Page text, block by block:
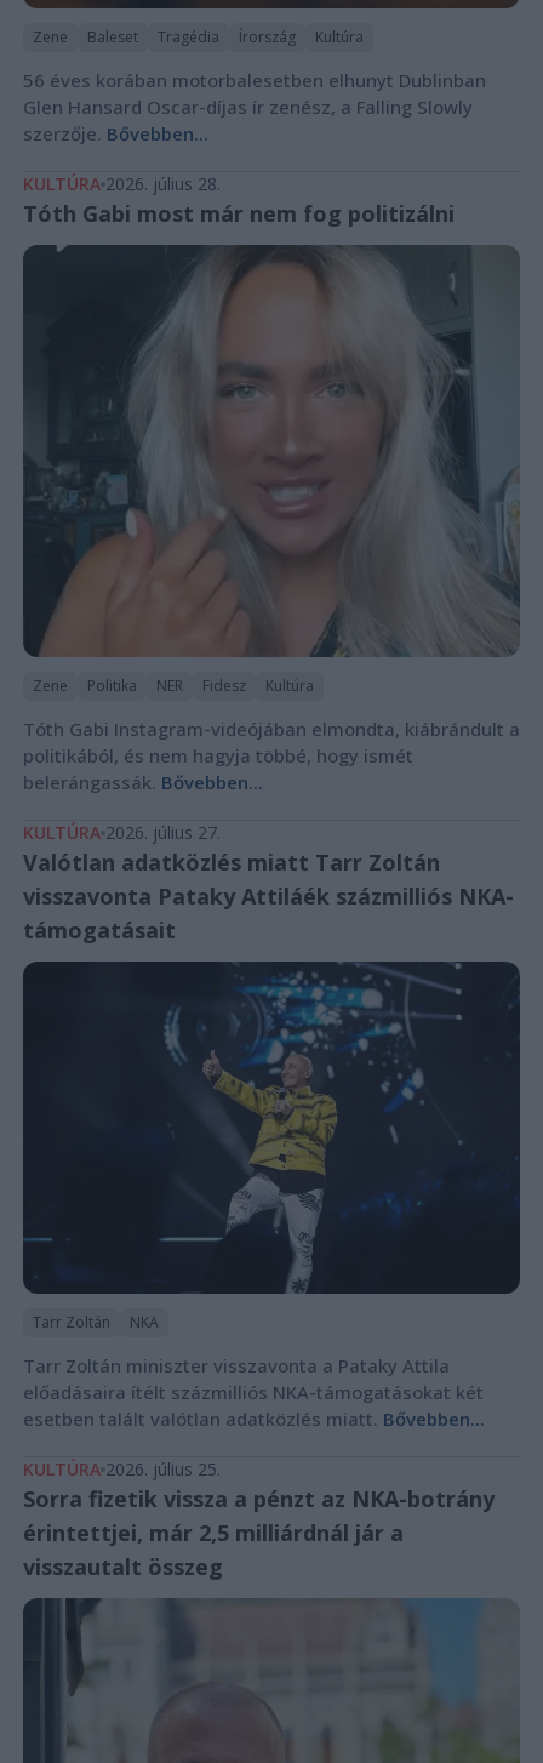
Zene Baleset Tragédia Írország Kultúra
56 éves korában motorbalesetben elhunyt Dublinban
Glen Hansard Oscar-díjas ír zenész, a Falling Slowly
szerzője. Bővebben...
KULTÚRA 2026. július 28.
Tóth Gabi most már nem fog politizálni
Zene Politika NER Fidesz Kultúra
Tóth Gabi Instagram-videójában elmondta, kiábrándult a
politikából, és nem hagyja többé, hogy ismét
belerángassák. Bővebben...
KULTÚRA 2026. július 27.
Valótlan adatközlés miatt Tarr Zoltán
visszavonta Pataky Attiláék százmilliós NKA-
támogatásait
Tarr Zoltán NKA
Tarr Zoltán miniszter visszavonta a Pataky Attila
előadásaira ítélt százmilliós NKA-támogatásokat két
esetben talált valótlan adatközlés miatt. Bővebben...
KULTÚRA 2026. július 25.
Sorra fizetik vissza a pénzt az NKA-botrány
érintettjei, már 2,5 milliárdnál jár a
visszautalt összeg